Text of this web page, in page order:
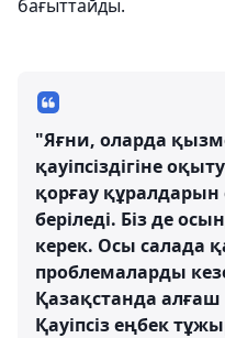
бағыттайды.
"Яғни, оларда
қауіпсіздігіне
қорғау
беріледі. Біз де
керек. Осы салада
проблемаларды
Қазақстанда алғаш
Қауіпсіз еңбек